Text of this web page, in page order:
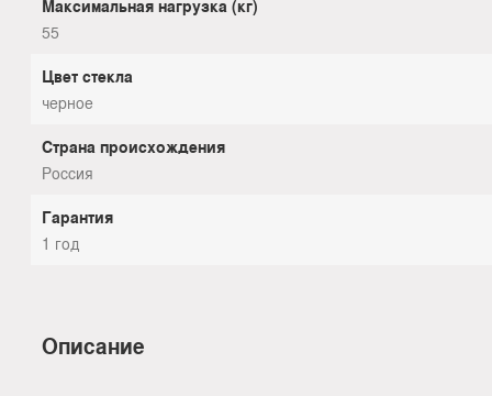
Максимальная нагрузка (кг)
55
Цвет стекла
черное
Страна происхождения
Россия
Гарантия
1 год
Описание